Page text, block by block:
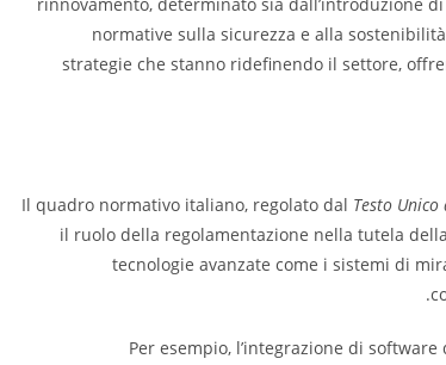
normative sulla sicurezza e alla
strategie che stanno ridefinendo il settore,
Il quadro normativo italiano, regolato dal Testo
il ruolo della regolamentazione nella tutela
tecnologie avanzate come i sistemi di
Per esempio, l’integrazione di